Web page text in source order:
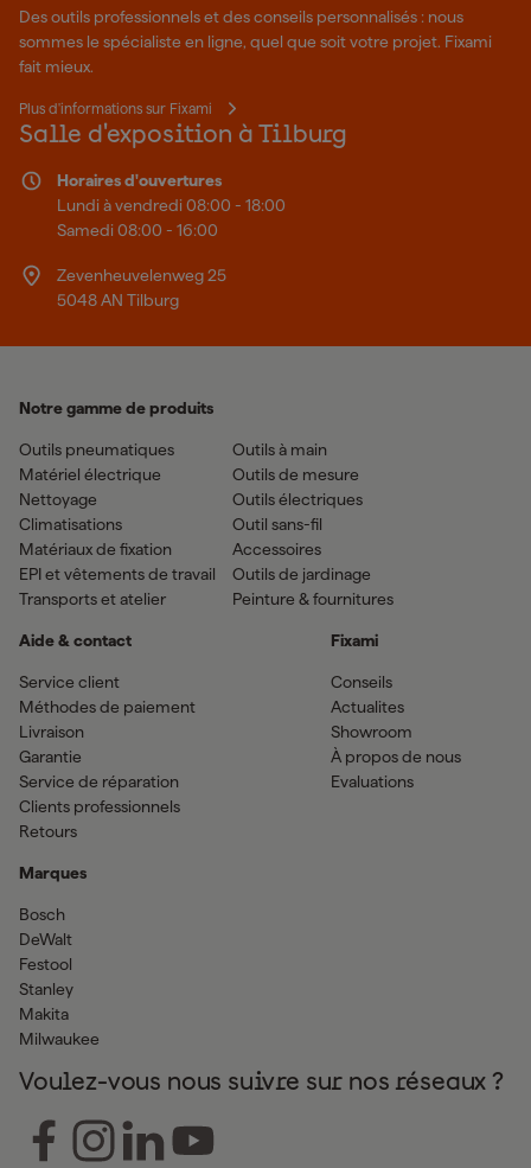
Des outils professionnels et des conseils personnalisés : nous
sommes le spécialiste en ligne, quel que soit votre projet. Fixami
fait mieux.
Plus d'informations sur Fixami
Salle d'exposition à Tilburg
Horaires d'ouvertures
Lundi à vendredi 08:00 - 18:00
Samedi 08:00 - 16:00
Zevenheuvelenweg 25
5048 AN Tilburg
Notre gamme de produits
Outils pneumatiques
Matériel électrique
Nettoyage
Climatisations
Matériaux de fixation
EPI et vêtements de travail
Transports et atelier
Outils à main
Outils de mesure
Outils électriques
Outil sans-fil
Accessoires
Outils de jardinage
Peinture & fournitures
Aide & contact
Service client
Méthodes de paiement
Livraison
Garantie
Service de réparation
Clients professionnels
Retours
Marques
Bosch
DeWalt
Festool
Stanley
Makita
Milwaukee
Fixami
Conseils
Actualites
Showroom
À propos de nous
Evaluations
Voulez-vous nous suivre sur nos réseaux ?